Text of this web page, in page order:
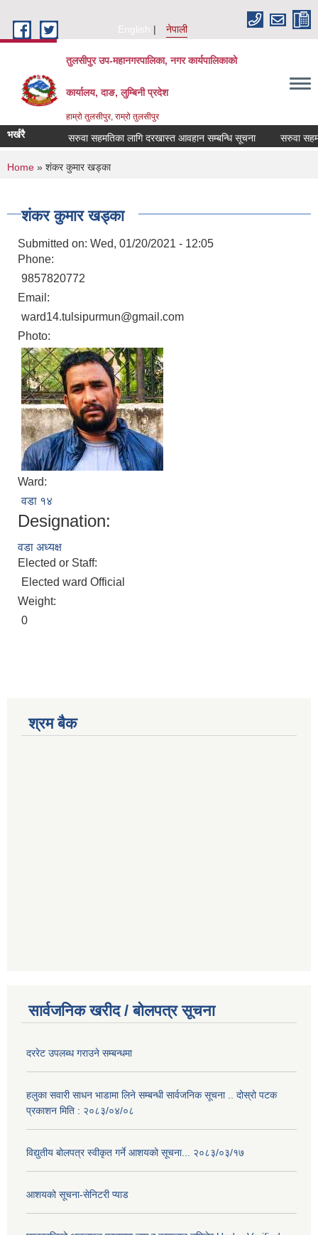
English
नेपाली
तुलसीपुर उप-महानगरपालिका, नगर कार्यपालिकाको
कार्यालय, दाङ, लुम्बिनी प्रदेश
हाम्रो तुलसीपुर, राम्रो तुलसीपुर
भर्खरै सरुवा सहमतिका लागि दरखास्त आवहान सम्बन्धि सूचना सरुवा
You are here
Home » शंकर कुमार खड्का
शंकर कुमार खड्का
Submitted on: Wed, 01/20/2021 - 12:05
Phone:
9857820772
Email:
ward14.tulsipurmun@gmail.com
Photo:
Ward:
वडा १४
Designation:
वडा अध्यक्ष
Elected or Staff:
Elected ward Official
Weight:
0
श्रम बैक
सार्वजनिक खरीद / बोलपत्र सूचना
दररेट उपलब्ध गराउने सम्बन्धमा
हलुका सवारी साधन भाडामा लिने सम्बन्धी सार्वजनिक सूचना .. दोस्रो पटक
प्रकाशन मिति : २०८३/०४/०८
विद्युतीय बोलपत्र स्वीकृत गर्ने आशयको सूचना... २०८३/०३/१७
आशयको सूचना-सेनिटरी प्याड